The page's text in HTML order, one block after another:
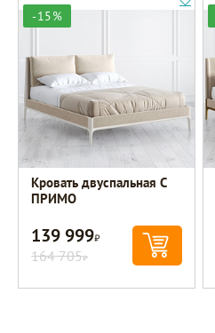
-15%
Кровать двуспальная C
ПРИМО
139 999Р
164 705Р